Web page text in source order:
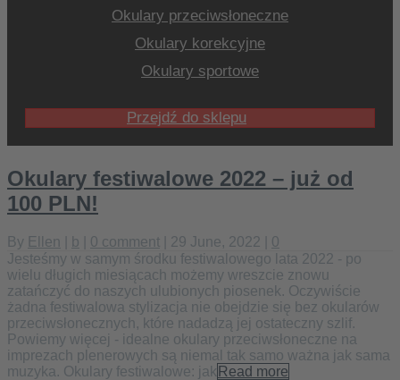
Okulary przeciwsłoneczne
Okulary korekcyjne
Okulary sportowe
Przejdź do sklepu
Okulary festiwalowe 2022 – już od
100 PLN!
By Ellen b 0 comment | 29 June, 2022 | 0
Jesteśmy w samym środku festiwalowego lata 2022 - po
wielu długich miesiącach możemy wreszcie znowu
zatańczyć do naszych ulubionych piosenek. Oczywiście
żadna festiwalowa stylizacja nie obejdzie się bez okularów
przeciwsłonecznych, które nadadzą jej ostateczny szlif.
Powiemy więcej - idealne okulary przeciwsłoneczne na
imprezach plenerowych są niemal tak samo ważna jak sama
muzyka. Okulary festiwalowe: jak Read more